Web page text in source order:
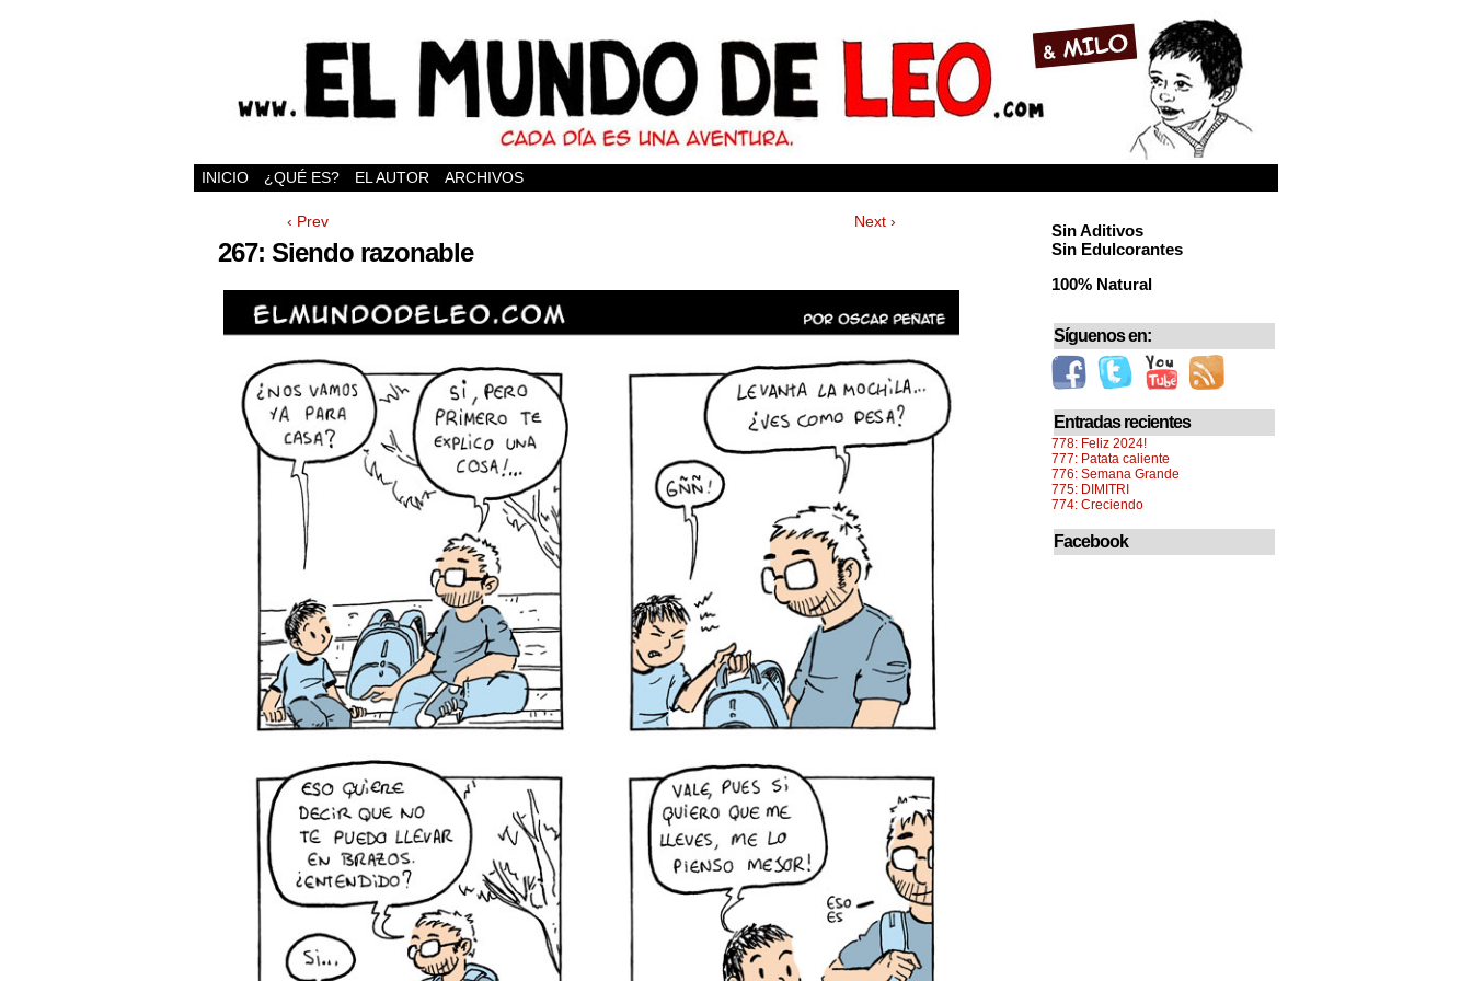
INICIO ¿QUÉ ES? EL AUTOR ARCHIVOS
‹ Prev Next ›
267: Siendo razonable
Sin Aditivos
Sin Edulcorantes
100% Natural
Síguenos en:
Entradas recientes
778: Feliz 2024!
777: Patata caliente
776: Semana Grande
775: DIMITRI
774: Creciendo
Facebook